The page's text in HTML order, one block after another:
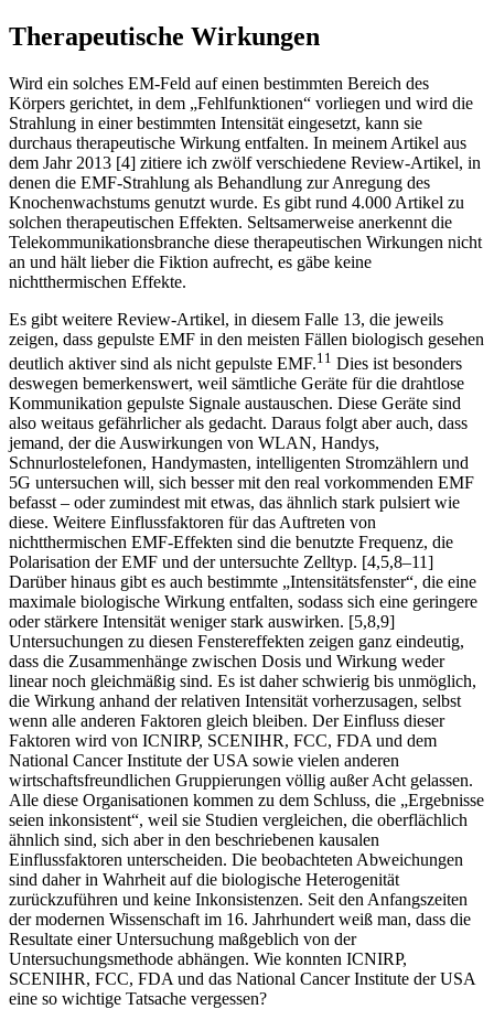
Therapeutische Wirkungen
Wird ein solches EM-Feld auf einen bestimmten Bereich des
Körpers gerichtet, in dem „Fehlfunktionen“ vorliegen und wird die
Strahlung in einer bestimmten Intensität eingesetzt, kann sie
durchaus therapeutische Wirkung entfalten. In meinem Artikel aus
dem Jahr 2013 [4] zitiere ich zwölf verschiedene Review-Artikel, in
denen die EMF-Strahlung als Behandlung zur Anregung des
Knochenwachstums genutzt wurde. Es gibt rund 4.000 Artikel zu
solchen therapeutischen Effekten. Seltsamerweise anerkennt die
Telekommunikationsbranche diese therapeutischen Wirkungen nicht
an und hält lieber die Fiktion aufrecht, es gäbe keine
nichtthermischen Effekte.
Es gibt weitere Review-Artikel, in diesem Falle 13, die jeweils
zeigen, dass gepulste EMF in den meisten Fällen biologisch gesehen
deutlich aktiver sind als nicht gepulste EMF.11 Dies ist besonders
deswegen bemerkenswert, weil sämtliche Geräte für die drahtlose
Kommunikation gepulste Signale austauschen. Diese Geräte sind
also weitaus gefährlicher als gedacht. Daraus folgt aber auch, dass
jemand, der die Auswirkungen von WLAN, Handys,
Schnurlostelefonen, Handymasten, intelligenten Stromzählern und
5G untersuchen will, sich besser mit den real vorkommenden EMF
befasst – oder zumindest mit etwas, das ähnlich stark pulsiert wie
diese. Weitere Einflussfaktoren für das Auftreten von
nichtthermischen EMF-Effekten sind die benutzte Frequenz, die
Polarisation der EMF und der untersuchte Zelltyp. [4,5,8–11]
Darüber hinaus gibt es auch bestimmte „Intensitätsfenster“, die eine
maximale biologische Wirkung entfalten, sodass sich eine geringere
oder stärkere Intensität weniger stark auswirken. [5,8,9]
Untersuchungen zu diesen Fenstereffekten zeigen ganz eindeutig,
dass die Zusammenhänge zwischen Dosis und Wirkung weder
linear noch gleichmäßig sind. Es ist daher schwierig bis unmöglich,
die Wirkung anhand der relativen Intensität vorherzusagen, selbst
wenn alle anderen Faktoren gleich bleiben. Der Einfluss dieser
Faktoren wird von ICNIRP, SCENIHR, FCC, FDA und dem
National Cancer Institute der USA sowie vielen anderen
wirtschaftsfreundlichen Gruppierungen völlig außer Acht gelassen.
Alle diese Organisationen kommen zu dem Schluss, die „Ergebnisse
seien inkonsistent“, weil sie Studien vergleichen, die oberflächlich
ähnlich sind, sich aber in den beschriebenen kausalen
Einflussfaktoren unterscheiden. Die beobachteten Abweichungen
sind daher in Wahrheit auf die biologische Heterogenität
zurückzuführen und keine Inkonsistenzen. Seit den Anfangszeiten
der modernen Wissenschaft im 16. Jahrhundert weiß man, dass die
Resultate einer Untersuchung maßgeblich von der
Untersuchungsmethode abhängen. Wie konnten ICNIRP,
SCENIHR, FCC, FDA und das National Cancer Institute der USA
eine so wichtige Tatsache vergessen?